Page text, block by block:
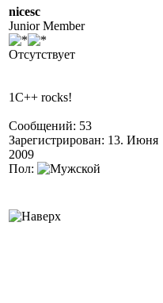
nicesc
Junior Member
Отсутствует
1C++ rocks!
Сообщений: 53
Зарегистрирован: 13. Июня
2009
Пол: